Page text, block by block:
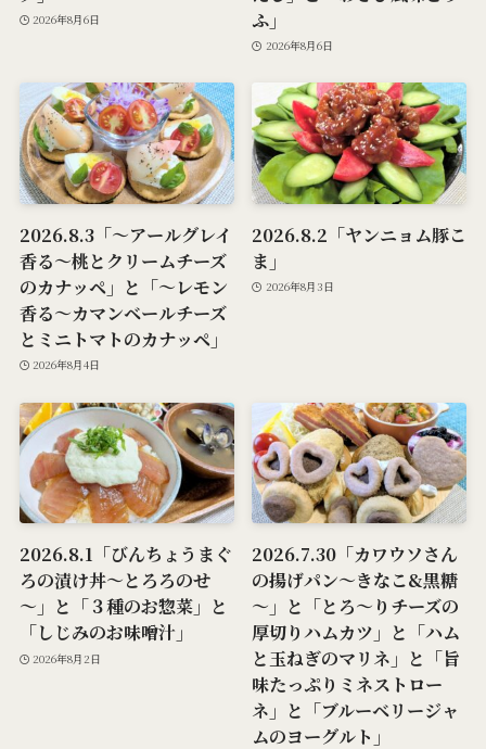
2026年8月6日
ふ」
2026年8月6日
2026.8.3「～アールグレイ
香る～桃とクリームチーズ
のカナッペ」と「～レモン
香る～カマンベールチーズ
とミニトマトのカナッペ」
2026年8月4日
2026.8.2「ヤンニョム豚こ
ま」
2026年8月3日
2026.8.1「びんちょうまぐ
ろの漬け丼～とろろのせ
～」と「３種のお惣菜」と
「しじみのお味噌汁」
2026年8月2日
2026.7.30「カワウソさん
の揚げパン～きなこ&黒糖
～」と「とろ～りチーズの
厚切りハムカツ」と「ハム
と玉ねぎのマリネ」と「旨
味たっぷりミネストロー
ネ」と「ブルーベリージャ
ムのヨーグルト」